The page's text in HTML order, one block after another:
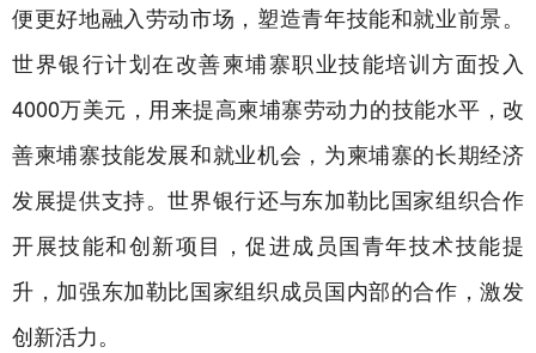
便更好地融入劳动市场，塑造青年技能和就业前景。
世界银行计划在改善柬埔寨职业技能培训方面投入
4000万美元，用来提高柬埔寨劳动力的技能水平，改
善柬埔寨技能发展和就业机会，为柬埔寨的长期经济
发展提供支持。世界银行还与东加勒比国家组织合作
开展技能和创新项目，促进成员国青年技术技能提
升，加强东加勒比国家组织成员国内部的合作，激发
创新活力。